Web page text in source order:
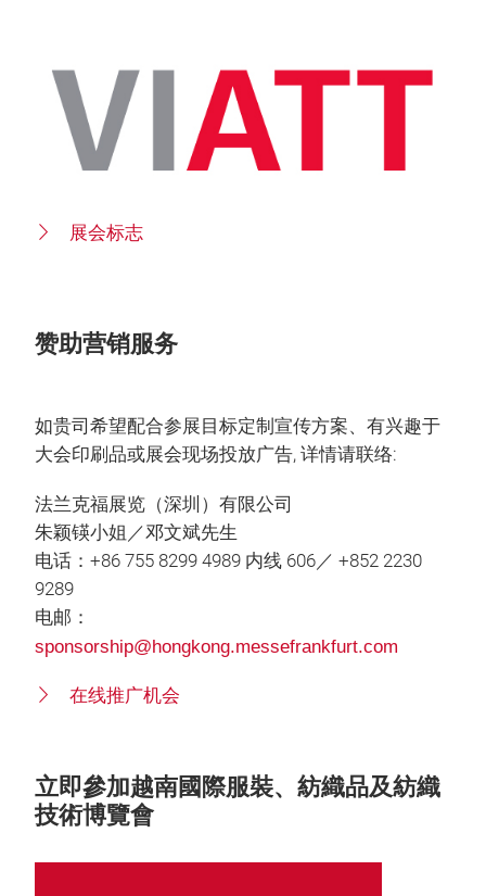
展会标志
赞助营销服务
如贵司希望配合参展目标定制宣传方案、有兴趣于
大会印刷品或展会现场投放广告, 详情请联络:
法兰克福展览（深圳）有限公司
朱颖锳小姐／邓文斌先生
电话：+86 755 8299 4989 内线 606／ +852 2230
9289
电邮：
sponsorship@hongkong.messefrankfurt.com
在线推广机会
立即參加越南國際服裝、紡織品及紡織
技術博覽會